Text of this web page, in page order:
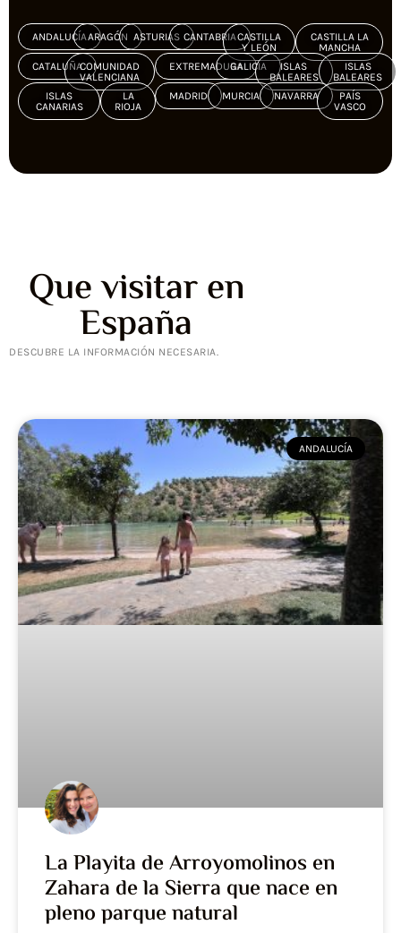
ANDALUCÍAARAGÓN ASTURIAS CANTABRIACASTILLA
Y LEÓN
CASTILLA LA
MANCHA
CATALUÑACOMUNIDAD
VALENCIANA
EXTREMADURAGALICIA
ISLAS
BALEARES
ISLAS
BALEARES
ISLAS
CANARIAS
LA
RIOJA
MADRID MURCIA NAVARRA
PAÍS
VASCO
Que visitar en
España
DESCUBRE LA INFORMACIÓN NECESARIA.
ANDALUCÍA
La Playita de Arroyomolinos en
Zahara de la Sierra que nace en
pleno parque natural